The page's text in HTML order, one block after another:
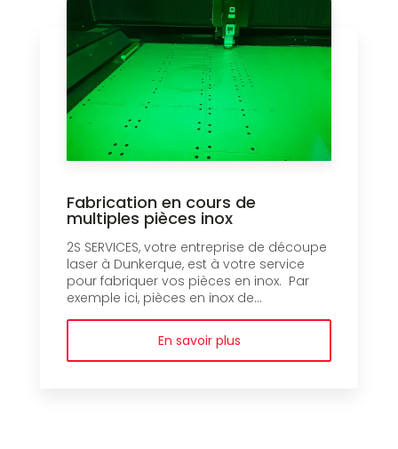
Fabrication en cours de
multiples pièces inox
2S SERVICES, votre entreprise de découpe
laser à Dunkerque, est à votre service
pour fabriquer vos pièces en inox. Par
exemple ici, pièces en inox de...
En savoir plus